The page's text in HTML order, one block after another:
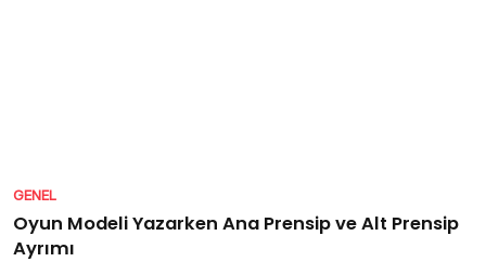
GENEL
Oyun Modeli Yazarken Ana Prensip ve Alt Prensip
Ayrımı